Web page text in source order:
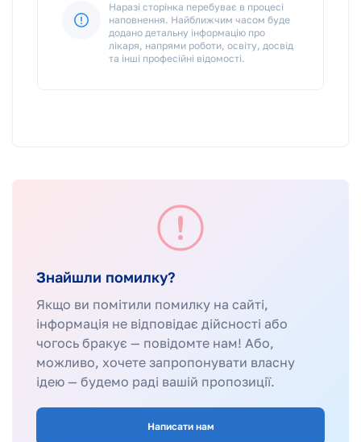
Наразі сторінка перебуває в процесі
наповнення. Найближчим часом буде
додано детальну інформацію про
лікаря, напрями роботи, освіту, досвід
та інші професійні відомості.
Знайшли помилку?
Якщо ви помітили помилку на сайті,
інформація не відповідає дійсності або
чогось бракує — повідомте нам! Або,
можливо, хочете запропонувати власну
ідею — будемо раді вашій пропозиції.
Написати нам